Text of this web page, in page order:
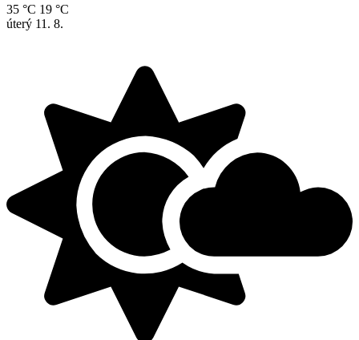
35 °C 19 °C
úterý 11. 8.